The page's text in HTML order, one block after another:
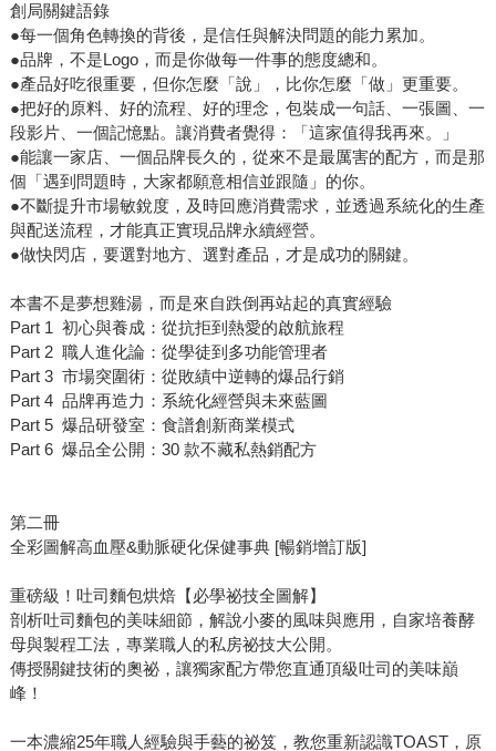
創局關鍵語錄
●每一個角色轉換的背後，是信任與解決問題的能力累加。
●品牌，不是Logo，而是你做每一件事的態度總和。
●產品好吃很重要，但你怎麼「說」，比你怎麼「做」更重要。
●把好的原料、好的流程、好的理念，包裝成一句話、一張圖、一
段影片、一個記憶點。讓消費者覺得：「這家值得我再來。」
●能讓一家店、一個品牌長久的，從來不是最厲害的配方，而是那
個「遇到問題時，大家都願意相信並跟隨」的你。
●不斷提升市場敏銳度，及時回應消費需求，並透過系統化的生產
與配送流程，才能真正實現品牌永續經營。
●做快閃店，要選對地方、選對產品，才是成功的關鍵。
本書不是夢想雞湯，而是來自跌倒再站起的真實經驗
Part 1 初心與養成：從抗拒到熱愛的啟航旅程
Part 2 職人進化論：從學徒到多功能管理者
Part 3 市場突圍術：從敗績中逆轉的爆品行銷
Part 4 品牌再造力：系統化經營與未來藍圖
Part 5 爆品研發室：食譜創新商業模式
Part 6 爆品全公開：30 款不藏私熱銷配方
第二冊
全彩圖解高血壓&動脈硬化保健事典 [暢銷增訂版]
重磅級！吐司麵包烘焙【必學祕技全圖解】
剖析吐司麵包的美味細節，解說小麥的風味與應用，自家培養酵
母與製程工法，專業職人的私房祕技大公開。
傳授關鍵技術的奧祕，讓獨家配方帶您直通頂級吐司的美味巔
峰！
一本濃縮25年職人經驗與手藝的祕笈，教您重新認識TOAST，原